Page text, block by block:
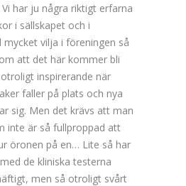
har ju några riktigt erfarna
i sällskapet och i
vilja i föreningen så
att det här kommer bli
inspirerande när
faller på plats och nya
sig. Men det krävs att man
inte är så fullproppad att
öronen på en… Lite så har
de kliniska testerna
men så otroligt svårt